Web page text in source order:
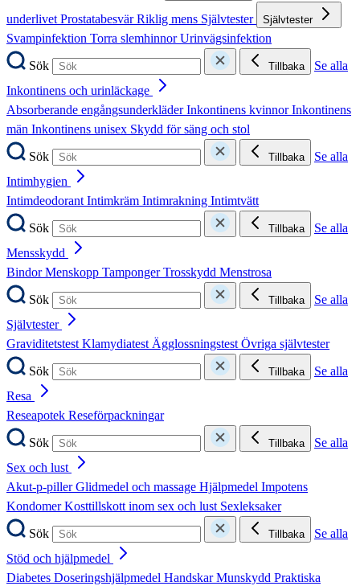
underlivetProstatabesvärRiklig mens Självtester Självtester
Svampinfektion Torra slemhinnorUrinvägsinfektion
Sök
Tillbaka
Se alla
Inkontinens och urinläckage
Absorberande engångsunderkläderInkontinens kvinnorInkontinens
män Inkontinens unisex Skydd för säng och stol
Sök
Tillbaka
Se alla
Intimhygien
IntimdeodorantIntimkräm Intimrakning Intimtvätt
Sök
Tillbaka
Se alla
Mensskydd
BindorMenskopp TampongerTrosskydd Menstrosa
Sök
Tillbaka
Se alla
Självtester
GraviditetstestKlamydiatestÄgglossningstestÖvriga självtester
Sök
Tillbaka
Se alla
Resa
Reseapotek Reseförpackningar
Sök
Tillbaka
Se alla
Sex och lust
Akut-p-pillerGlidmedel och massage Hjälpmedel Impotens
KondomerKosttillskott inom sex och lust Sexleksaker
Sök
Tillbaka
Se alla
Stöd och hjälpmedel
Diabetes Doseringshjälpmedel HandskarMunskydd Praktiska